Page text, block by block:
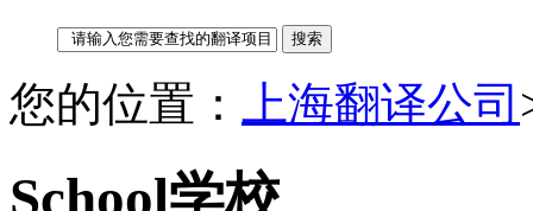
您的位置： 上海翻译公司
School学校